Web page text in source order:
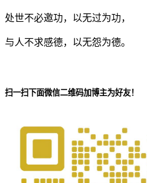
处世不必邀功，以无过为功，
与人不求感德，以无怨为德。
扫一扫下面微信二维码加博主为好友！